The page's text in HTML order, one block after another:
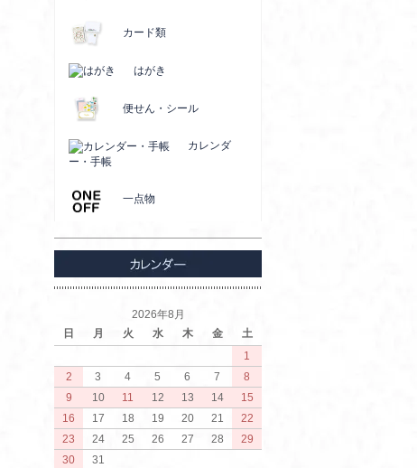
カード類
はがき
便せん・シール
カレンダ
ー・手帳
一点物
2026年8月
日
月 火 水 木 金
土
1
2
3 4 5 6 7
8
9
10 11 12 13 14
15
16
17 18 19 20 21
22
23
24 25 26 27 28
29
30
31